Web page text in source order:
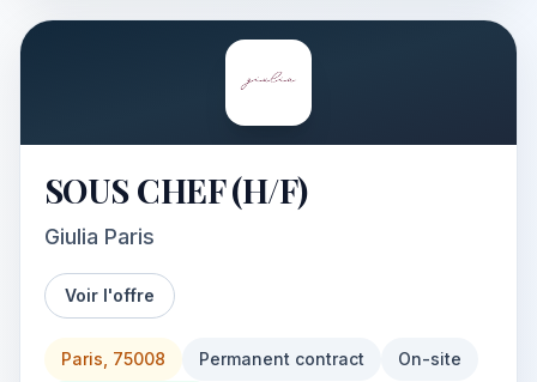
SOUS CHEF (H/F)
Giulia Paris
Voir l'offre
Paris, 75008 Permanent contract On-site